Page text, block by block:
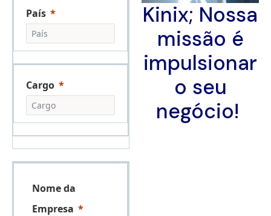
País
Cargo
Nome da
Empresa
Kinix; Nossa
missão é
impulsionar
o seu
negócio!